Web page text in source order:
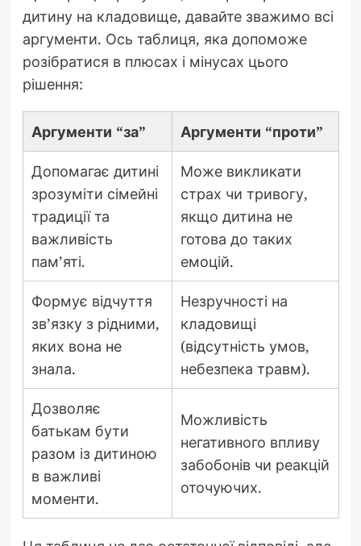
дитину на кладовище, давайте зважимо всі
аргументи. Ось таблиця, яка допоможе
розібратися в плюсах і мінусах цього
рішення:
Аргументи “за” Аргументи “проти”
Допомагає дитині
зрозуміти сімейні
традиції та
важливість
пам’яті.
Може викликати
страх чи тривогу,
якщо дитина не
готова до таких
емоцій.
Формує відчуття
зв’язку з рідними,
яких вона не
знала.
Незручності на
кладовищі
(відсутність умов,
небезпека травм).
Дозволяє
батькам бути
разом із дитиною
в важливі
моменти.
Можливість
негативного впливу
забобонів чи реакцій
оточуючих.